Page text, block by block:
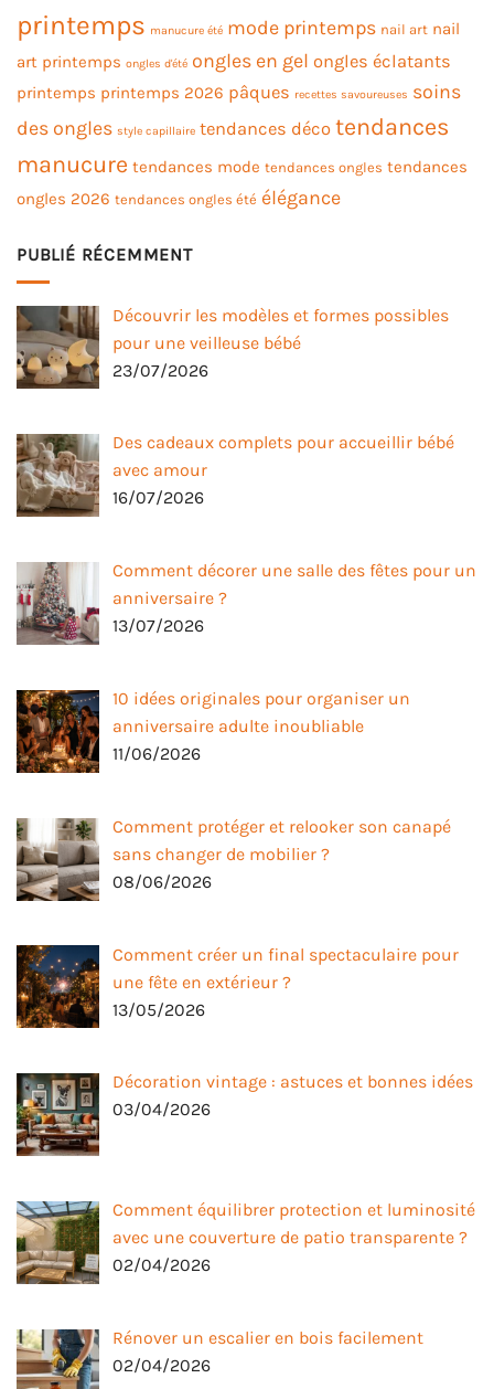
printemps manucure été mode printemps nail art nail
art printemps ongles d'été ongles en gel ongles éclatants
printemps printemps 2026 pâques recettes savoureuses soins
des ongles style capillaire tendances déco tendances
manucure tendances mode tendances ongles tendances
ongles 2026 tendances ongles été élégance
PUBLIÉ RÉCEMMENT
Découvrir les modèles et formes possibles
pour une veilleuse bébé
23/07/2026
Des cadeaux complets pour accueillir bébé
avec amour
16/07/2026
Comment décorer une salle des fêtes pour un
anniversaire ?
13/07/2026
10 idées originales pour organiser un
anniversaire adulte inoubliable
11/06/2026
Comment protéger et relooker son canapé
sans changer de mobilier ?
08/06/2026
Comment créer un final spectaculaire pour
une fête en extérieur ?
13/05/2026
Décoration vintage : astuces et bonnes idées
03/04/2026
Comment équilibrer protection et luminosité
avec une couverture de patio transparente ?
02/04/2026
Rénover un escalier en bois facilement
02/04/2026